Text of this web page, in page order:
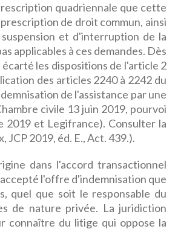
quadriennale que cette
de droit commun, ainsi
et d'interruption de la
applicables à ces demandes. Dès
les dispositions de l'article 2
des articles 2240 à 2242 du
de l'assistance par une
civile 13 juin 2019, pourvoi
2019 et Legifrance). Consulter la
2019, éd. E., Act. 439.).
dans l'accord transactionnel
l'offre d'indemnisation que
quel que soit le responsable du
de nature privée. La juridiction
connaître du litige qui oppose la